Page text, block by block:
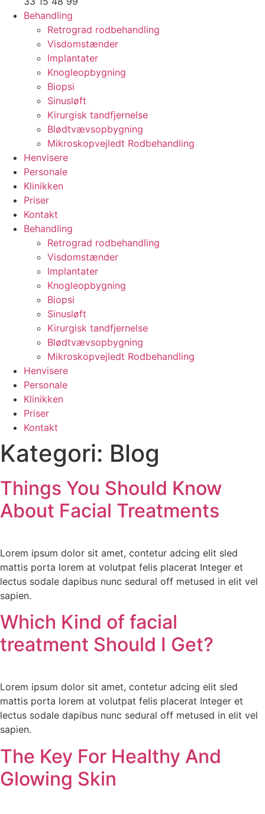
Behandling
Retrograd rodbehandling
Visdomstænder
Implantater
Knogleopbygning
Biopsi
Sinusløft
Kirurgisk tandfjernelse
Blødtvævsopbygning
Mikroskopvejledt Rodbehandling
Henvisere
Personale
Klinikken
Priser
Kontakt
Behandling
Retrograd rodbehandling
Visdomstænder
Implantater
Knogleopbygning
Biopsi
Sinusløft
Kirurgisk tandfjernelse
Blødtvævsopbygning
Mikroskopvejledt Rodbehandling
Henvisere
Personale
Klinikken
Priser
Kontakt
Kategori: Blog
Things You Should Know
About Facial Treatments
Lorem ipsum dolor sit amet, contetur adcing elit sled
mattis porta lorem at volutpat felis placerat Integer et
lectus sodale dapibus nunc sedural off metused in elit vel
sapien.
Which Kind of facial
treatment Should I Get?
Lorem ipsum dolor sit amet, contetur adcing elit sled
mattis porta lorem at volutpat felis placerat Integer et
lectus sodale dapibus nunc sedural off metused in elit vel
sapien.
The Key For Healthy And
Glowing Skin